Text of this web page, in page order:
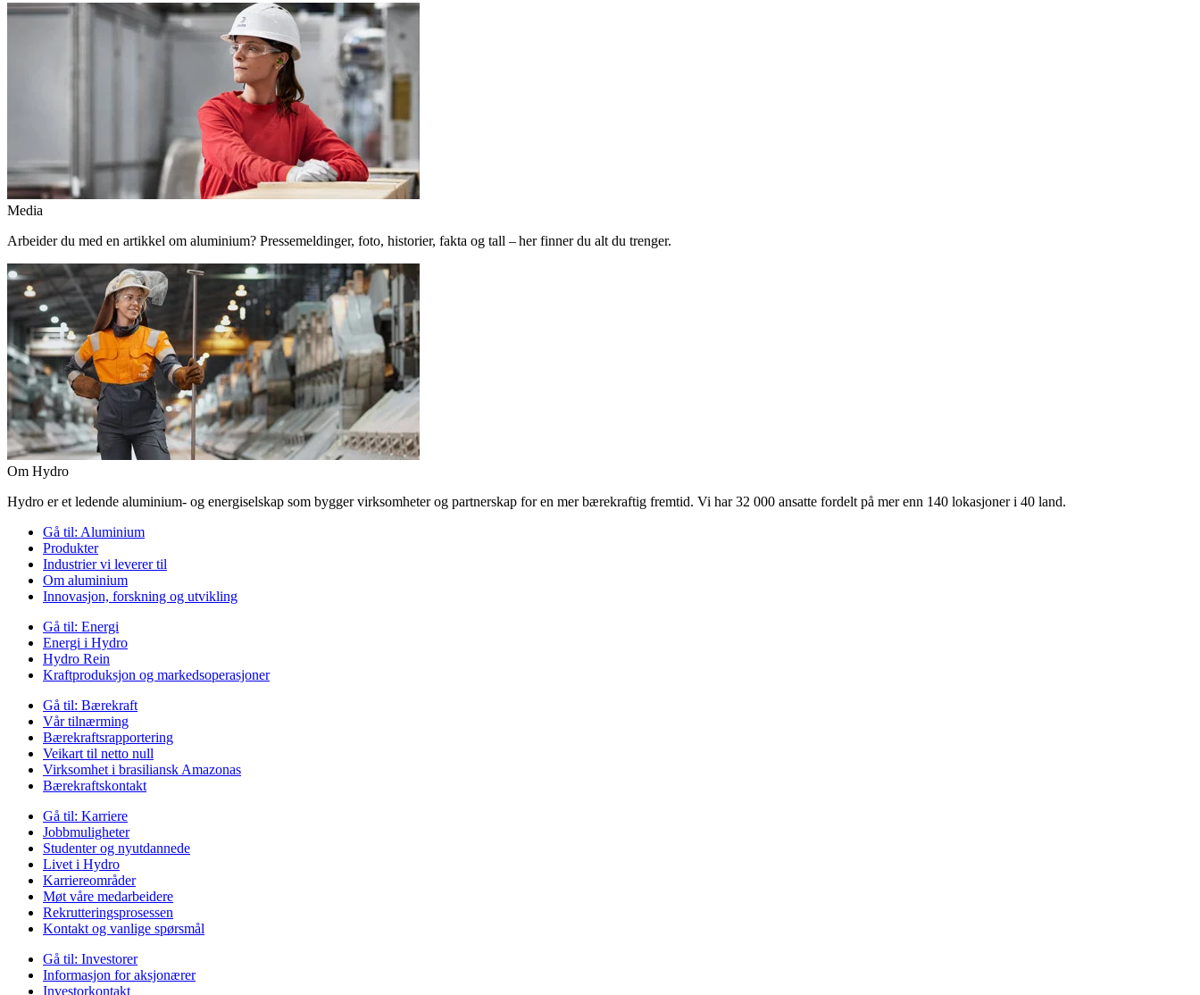
Media
Arbeider du med en artikkel om aluminium? Pressemeldinger, foto, historier, fakta og tall – her finner du alt du trenger.
Om Hydro
Hydro er et ledende aluminium- og energiselskap som bygger virksomheter og partnerskap for en mer bærekraftig fremtid. Vi har 32 000 ansatte fordelt på mer enn 140 lokasjoner i 40 land.
Gå til: Aluminium
Produkter
Industrier vi leverer til
Om aluminium
Innovasjon, forskning og utvikling
Gå til: Energi
Energi i Hydro
Hydro Rein
Kraftproduksjon og markedsoperasjoner
Gå til: Bærekraft
Vår tilnærming
Bærekraftsrapportering
Veikart til netto null
Virksomhet i brasiliansk Amazonas
Bærekraftskontakt
Gå til: Karriere
Jobbmuligheter
Studenter og nyutdannede
Livet i Hydro
Karriereområder
Møt våre medarbeidere
Rekrutteringsprosessen
Kontakt og vanlige spørsmål
Gå til: Investorer
Informasjon for aksjonærer
Investorkontakt